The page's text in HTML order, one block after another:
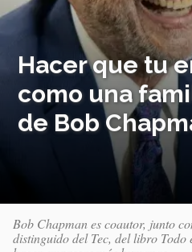
Hacer que tu
como una
de Bob
Bob Chapman es coautor, junto
distinguido del Tec, del libro Todo